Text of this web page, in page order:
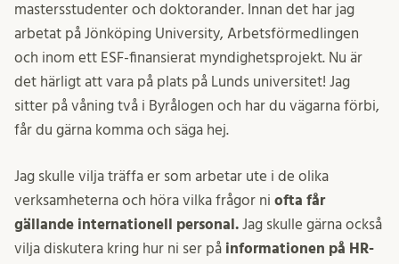
mastersstudenter och doktorander. Innan det har jag
arbetat på Jönköping University, Arbetsförmedlingen
och inom ett ESF-finansierat myndighetsprojekt. Nu är
det härligt att vara på plats på Lunds universitet! Jag
sitter på våning två i Byrålogen och har du vägarna förbi,
får du gärna komma och säga hej.
Jag skulle vilja träffa er som arbetar ute i de olika
verksamheterna och höra vilka frågor ni ofta får
gällande internationell personal. Jag skulle gärna också
vilja diskutera kring hur ni ser på informationen på HR-